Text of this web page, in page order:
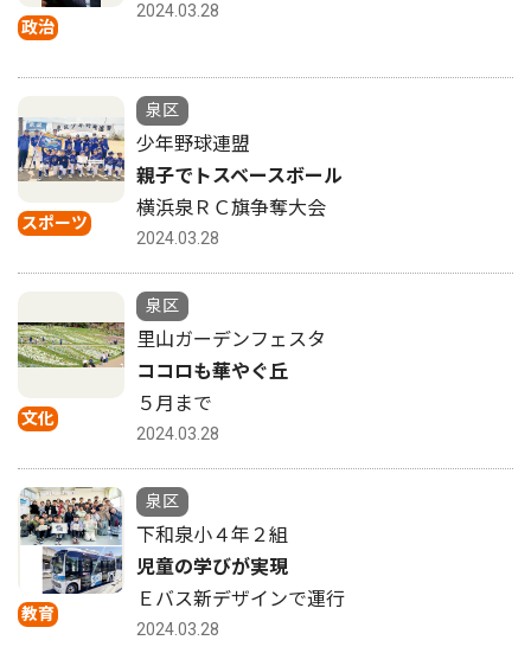
政治
2024.03.28
スポーツ
泉区
少年野球連盟
親子でトスベースボール
横浜泉ＲＣ旗争奪大会
2024.03.28
文化
泉区
里山ガーデンフェスタ
ココロも華やぐ丘
５月まで
2024.03.28
教育
泉区
下和泉小４年２組
児童の学びが実現
Ｅバス新デザインで運行
2024.03.28